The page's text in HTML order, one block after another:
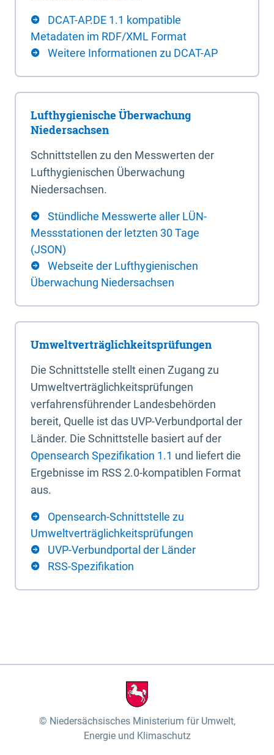
DCAT-AP.DE 1.1 kompatible
Metadaten im RDF/XML Format
Weitere Informationen zu DCAT-AP
Lufthygienische Überwachung
Niedersachsen
Schnittstellen zu den Messwerten der
Lufthygienischen Überwachung
Niedersachsen.
Stündliche Messwerte aller LÜN-
Messstationen der letzten 30 Tage
(JSON)
Webseite der Lufthygienischen
Überwachung Niedersachsen
Umweltverträglichkeitsprüfungen
Die Schnittstelle stellt einen Zugang zu
Umweltverträglichkeitsprüfungen
verfahrensführender Landesbehörden
bereit, Quelle ist das UVP-Verbundportal der
Länder. Die Schnittstelle basiert auf der
Opensearch Spezifikation 1.1 und liefert die
Ergebnisse im RSS 2.0-kompatiblen Format
aus.
Opensearch-Schnittstelle zu
Umweltverträglichkeitsprüfungen
UVP-Verbundportal der Länder
RSS-Spezifikation
Niedersächsisches Ministerium für Umwelt,
Energie und Klimaschutz